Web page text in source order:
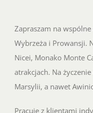
Zapraszam na
Wybrzeża i Prowansji.
Nicei, Monako Monte
atrakcjach. Na
Marsylii, a nawet
Pracuję z klientami